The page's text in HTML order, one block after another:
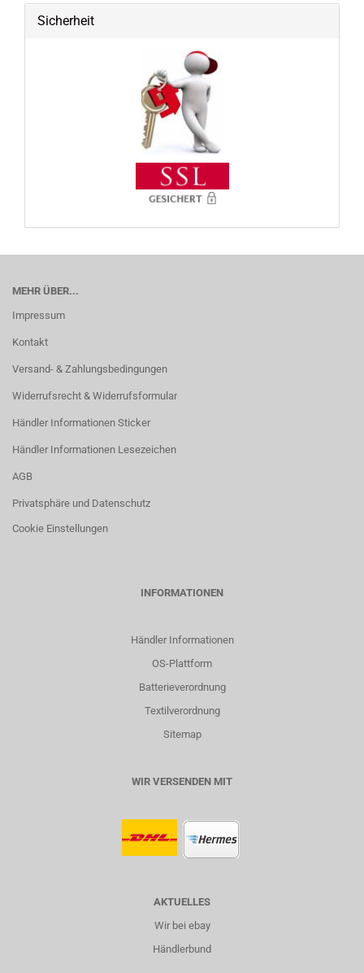
Sicherheit
MEHR ÜBER...
Impressum
Kontakt
Versand- & Zahlungsbedingungen
Widerrufsrecht & Widerrufsformular
Händler Informationen Sticker
Händler Informationen Lesezeichen
AGB
Privatsphäre und Datenschutz
Cookie Einstellungen
INFORMATIONEN
Händler Informationen
OS-Plattform
Batterieverordnung
Textilverordnung
Sitemap
WIR VERSENDEN MIT
AKTUELLES
Wir bei ebay
Händlerbund